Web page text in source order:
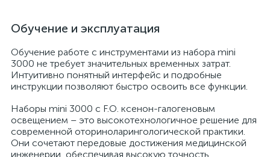
Обучение и эксплуатация
Обучение работе с инструментами из набора mini
3000 не требует значительных временных затрат.
Интуитивно понятный интерфейс и подробные
инструкции позволяют быстро освоить все функции.
Наборы mini 3000 с F.O. ксенон-галогеновым
освещением – это высокотехнологичное решение для
современной оториноларингологической практики.
Они сочетают передовые достижения медицинской
инженерии, обеспечивая высокую точность